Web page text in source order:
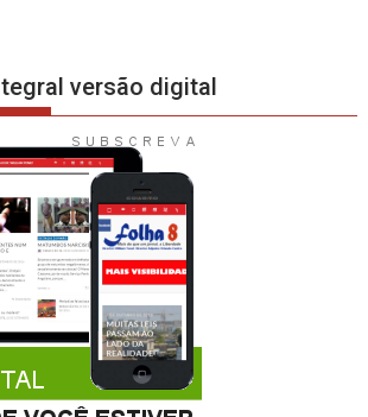
versão digital